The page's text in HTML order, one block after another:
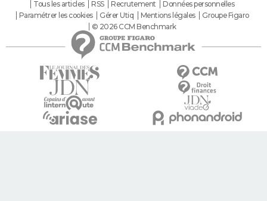
Tous les articles
RSS Recrutement
Données personnelles
Paramétrer les cookies
Gérer Utiq Mentions légales
Groupe Figaro
© 2026 CCM Benchmark